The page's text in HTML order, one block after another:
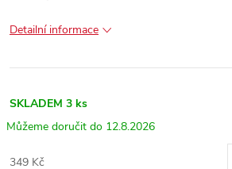
Detailní informace
SKLADEM 3 ks
12.8.2026
349 Kč